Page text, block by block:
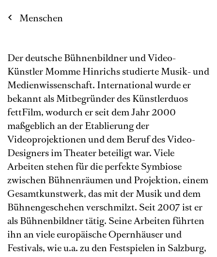
Menschen
Der deutsche Bühnenbildner und Video-
Künstler Momme Hinrichs studierte Musik- und
Medienwissenschaft. International wurde er
bekannt als Mitbegründer des Künstlerduos
fettFilm, wodurch er seit dem Jahr 2000
maßgeblich an der Etablierung der
Videoprojektionen und dem Beruf des Video-
Designers im Theater beteiligt war. Viele
Arbeiten stehen für die perfekte Symbiose
zwischen Bühnenräumen und Projektion, einem
Gesamtkunstwerk, das mit der Musik und dem
Bühnengeschehen verschmilzt. Seit 2007 ist er
als Bühnenbildner tätig. Seine Arbeiten führten
ihn an viele europäische Opernhäuser und
Festivals, wie u.a. zu den Festspielen in Salzburg,